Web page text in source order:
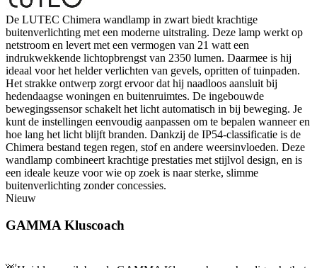
De LUTEC Chimera wandlamp in zwart biedt krachtige
buitenverlichting met een moderne uitstraling. Deze lamp werkt op
netstroom en levert met een vermogen van 21 watt een
indrukwekkende lichtopbrengst van 2350 lumen. Daarmee is hij
ideaal voor het helder verlichten van gevels, opritten of tuinpaden.
Het strakke ontwerp zorgt ervoor dat hij naadloos aansluit bij
hedendaagse woningen en buitenruimtes. De ingebouwde
bewegingssensor schakelt het licht automatisch in bij beweging. Je
kunt de instellingen eenvoudig aanpassen om te bepalen wanneer en
hoe lang het licht blijft branden. Dankzij de IP54-classificatie is de
Chimera bestand tegen regen, stof en andere weersinvloeden. Deze
wandlamp combineert krachtige prestaties met stijlvol design, en is
een ideale keuze voor wie op zoek is naar sterke, slimme
buitenverlichting zonder concessies.
Nieuw
GAMMA Kluscoach